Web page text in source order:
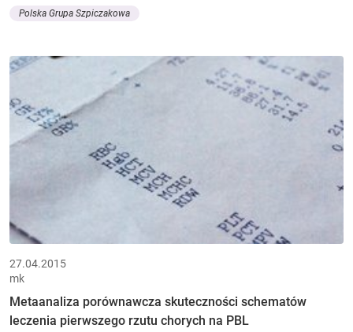
Polska Grupa Szpiczakowa
27.04.2015
mk
Metaanaliza porównawcza skuteczności schematów
leczenia pierwszego rzutu chorych na PBL